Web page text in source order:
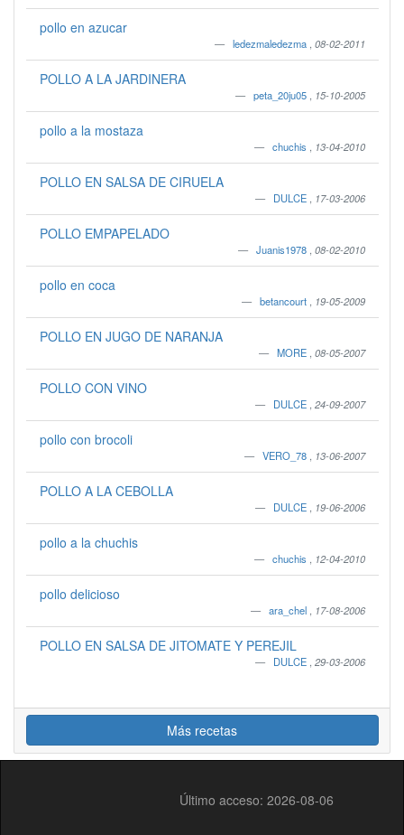
pollo en azucar
ledezmaledezma 08-02-2011
POLLO A LA JARDINERA
peta_20ju05 15-10-2005
pollo a la mostaza
chuchis 13-04-2010
POLLO EN SALSA DE CIRUELA
DULCE 17-03-2006
POLLO EMPAPELADO
Juanis1978 08-02-2010
pollo en coca
betancourt 19-05-2009
POLLO EN JUGO DE NARANJA
MORE 08-05-2007
POLLO CON VINO
DULCE 24-09-2007
pollo con brocoli
VERO_78 13-06-2007
POLLO A LA CEBOLLA
DULCE 19-06-2006
pollo a la chuchis
chuchis 12-04-2010
pollo delicioso
ara_chel 17-08-2006
POLLO EN SALSA DE JITOMATE Y PEREJIL
DULCE 29-03-2006
Más recetas
Último acceso: 2026-08-06